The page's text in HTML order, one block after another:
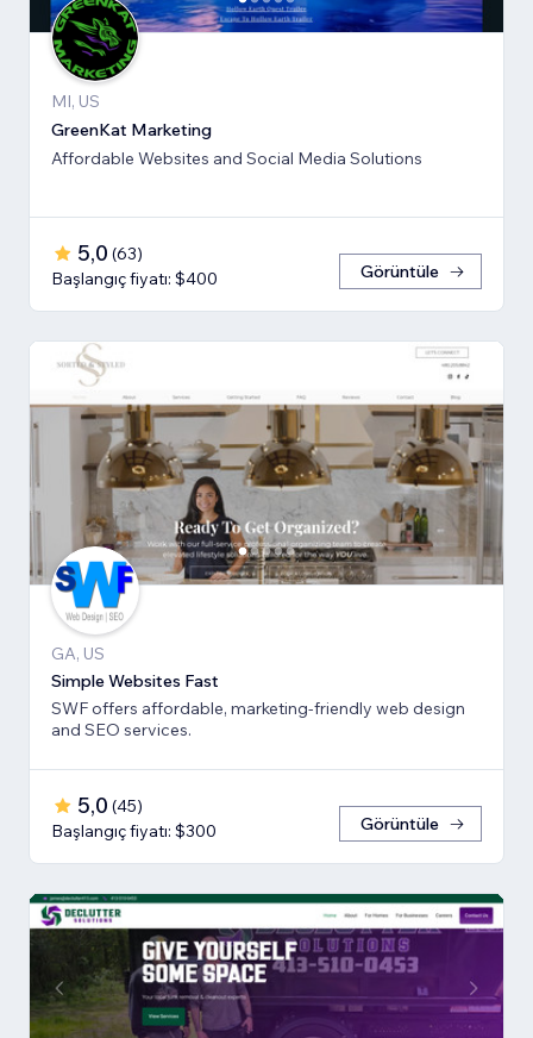
MI, US
GreenKat Marketing
Affordable Websites and Social Media Solutions
5,0 (63)
Başlangıç fiyatı: $400
Görüntüle
GA, US
Simple Websites Fast
SWF offers affordable, marketing-friendly web design
and SEO services.
5,0 (45)
Başlangıç fiyatı: $300
Görüntüle